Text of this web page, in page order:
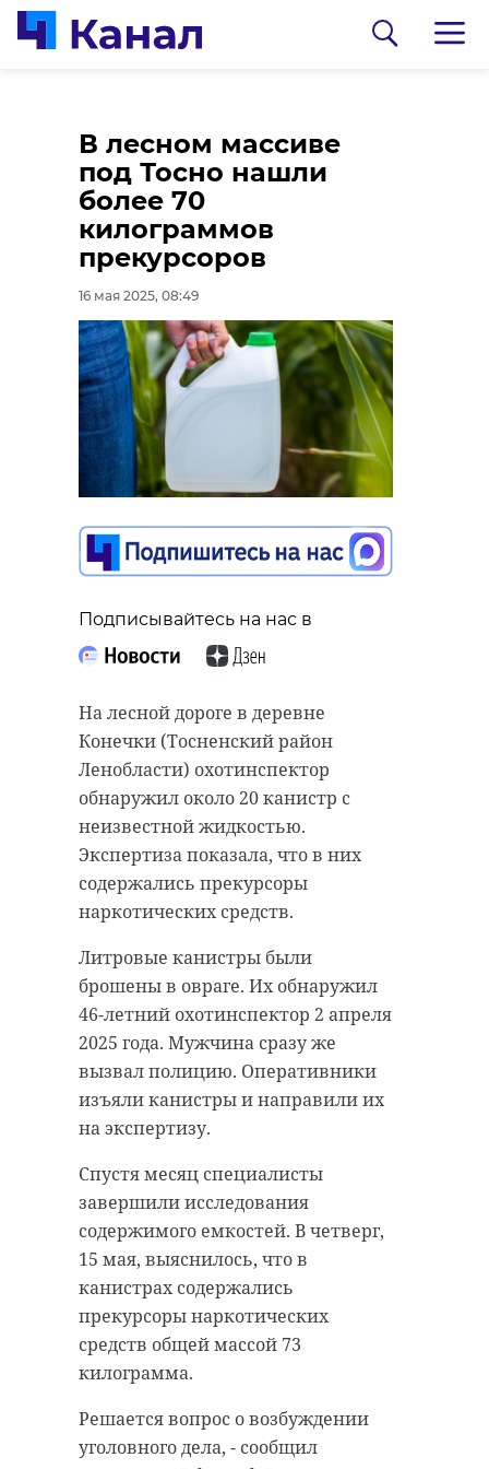
В лесном массиве
под Тосно нашли
более 70
килограммов
прекурсоров
16 мая 2025, 08:49
Подписывайтесь на нас в
На лесной дороге в деревне
Конечки (Тосненский район
Ленобласти) охотинспектор
обнаружил около 20 канистр с
неизвестной жидкостью.
Экспертиза показала, что в них
содержались прекурсоры
наркотических средств.
Литровые канистры были
брошены в овраге. Их обнаружил
46-летний охотинспектор 2 апреля
2025 года. Мужчина сразу же
вызвал полицию. Оперативники
изъяли канистры и направили их
на экспертизу.
Спустя месяц специалисты
завершили исследования
содержимого емкостей. В четверг,
15 мая, выяснилось, что в
канистрах содержались
прекурсоры наркотических
средств общей массой 73
килограмма.
Решается вопрос о возбуждении
уголовного дела, - сообщил
В Лодейном Поле
простились с
погибшим в зоне
СВО Павлом
Гужовым
16 мая 2025, 07:15
Подписывайтесь на нас в
В четверг, 15 мая, жители
Лодейного Поля в последний путь
проводили земляка Павла
Павловича Гужова. Герой из
Ленинградской области погиб в
зоне специальной военной
операции.
В последний путь бойца
проводили его родные и близкие,
коллеги и друзья, официальные
лица и волонтеры. Ленинградцы
сказали в адрес погибшего
земляка много искренних и
добрых слов.
Церемония прощания
сопровождалась военным
духовым оркестром и почетным
караулом. Отпевание героя
провел настоятель храма святых
первоверховных апостолов Петра
и Павла Михаил Николаев.
Отметим, Павел Павлович Гужов
родился 9 августа 1969 года. Он
вырос в деревне Шамокша,
окончил лодейнопольское
0:00
Павел Глазков
Кабаниха родила
восемь поросят в
Приозерском районе
16 мая 2025, 06:51
Подписывайтесь на нас в
У кабанихи из Приозерского
района Ленинградской области
пополнение. Она родила восемь
поросят. Сейчас у малышей
полосатый окрас, помогающий в
маскировке.
Восемь поросят - среднее число
для мамы-кабанихи. Редко у них
появляется на свет больше десяти
детенышей. Максимум для диких
свиней - 15 малышей.
Как рассказал в пятницу, 16 мая,
биолог и автор канала «Каждой
твари по паре» Павел Глазков,
кабаны являются самыми
плодовитыми животными среди
копытных. Они способны
размножаться уже на первом году
жизни.
Поросята рождаются полосатыми.
Маскировочная окраска
постепенно исчезает к 4–5
месяцам. Кабанчикам, попавшим